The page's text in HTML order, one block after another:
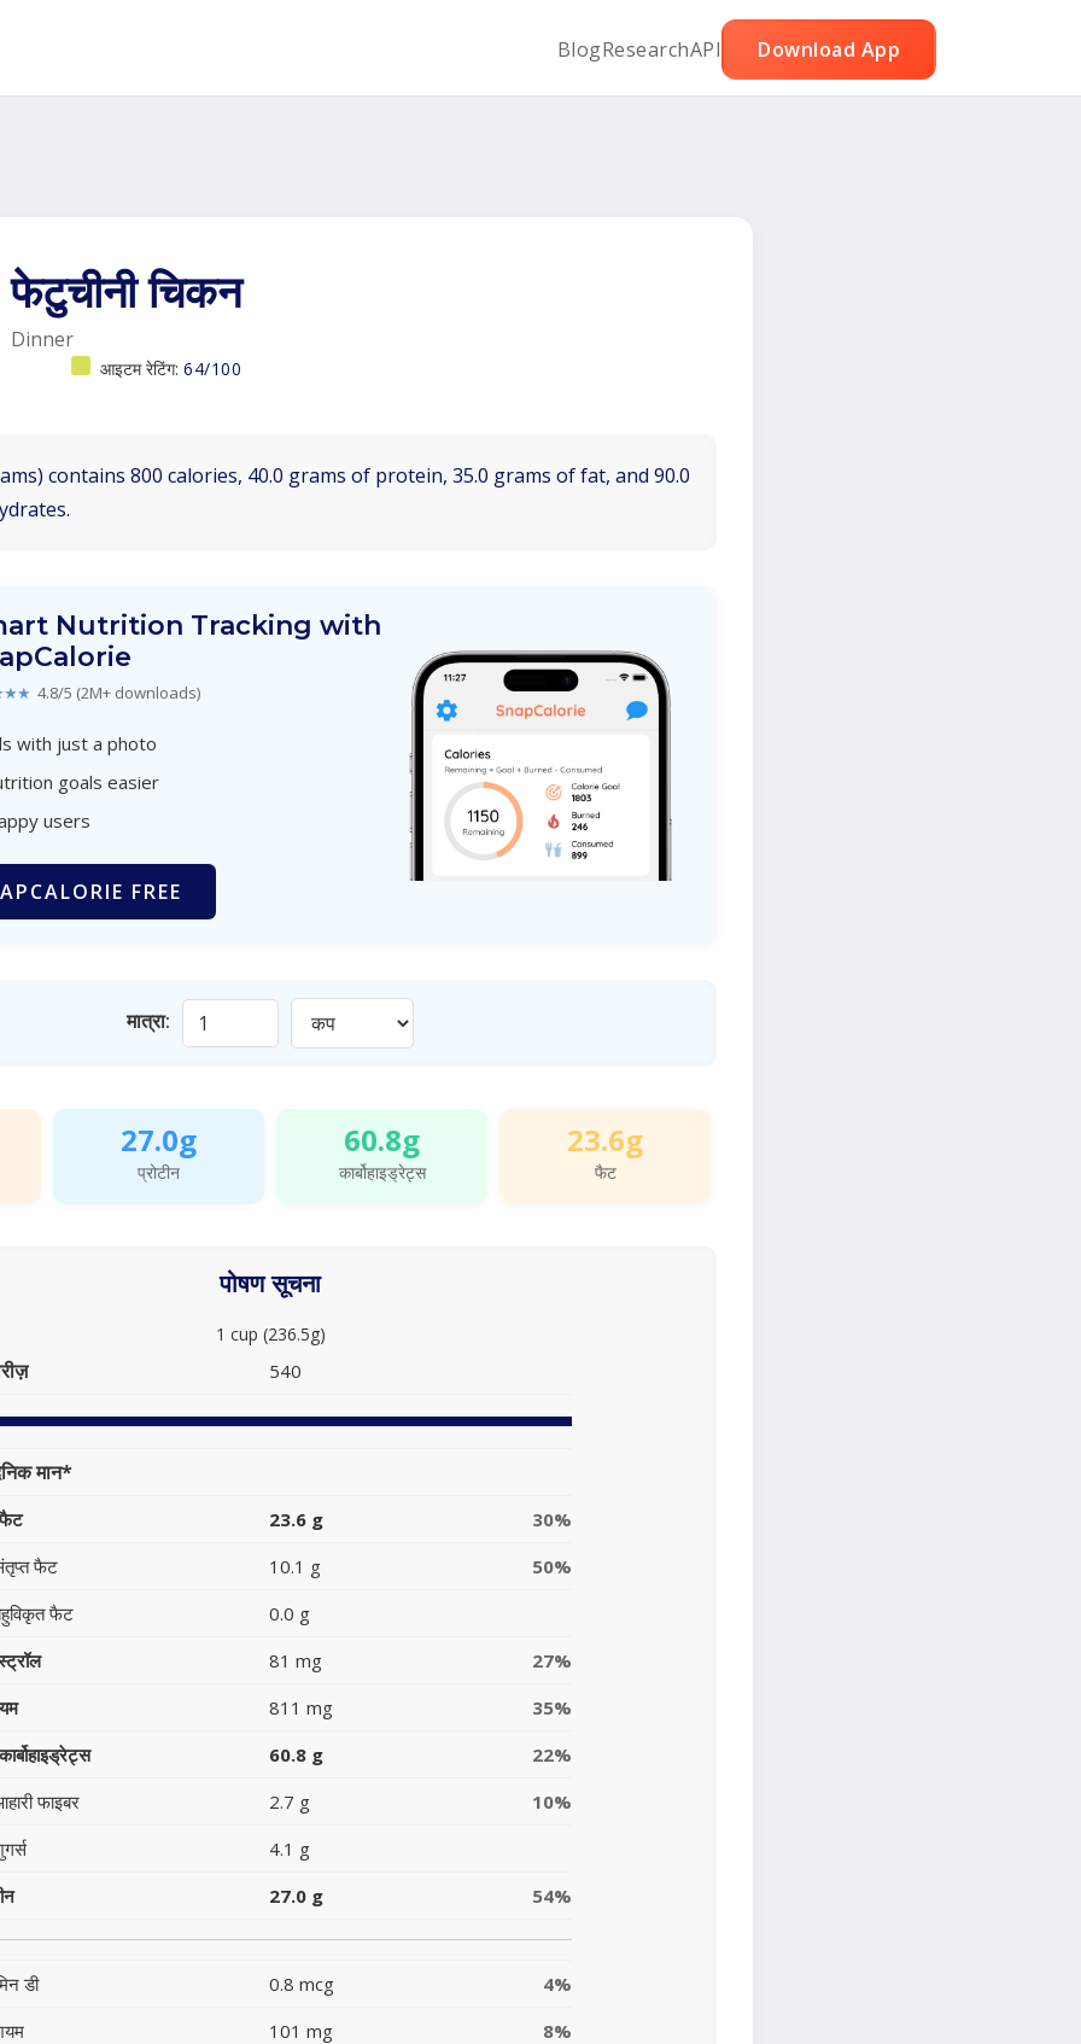
BlogResearchAPI Download App
फेटुचीनी चिकन
Dinner
आइटम रेटिंग: 64/100
contains 800 calories, 40.0 grams of protein, 35.0 grams of fat, and 90.0
Nutrition Tracking with
4.8/5 (2M+ downloads)
with just a photo
goals easier
users
FREE
मात्रा:
27.0g
प्रोटीन
60.8g
कार्बोहाइड्रेट्स
23.6g
फैट
पोषण सूचना
1 cup (236.5g)
540
मान*
23.6 g
30%
फैट
10.1 g
50%
फैट
0.0 g
81 mg
27%
811 mg
35%
60.8 g
22%
फाइबर
2.7 g
10%
4.1 g
27.0 g 54%
डी 0.8 mcg
4%
101 mg
8%